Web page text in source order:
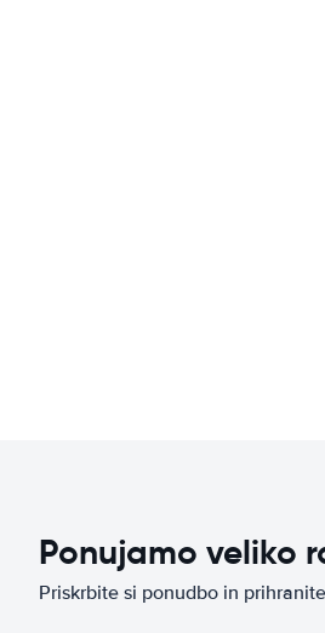
Ponujamo veliko
Priskrbite si ponudbo in